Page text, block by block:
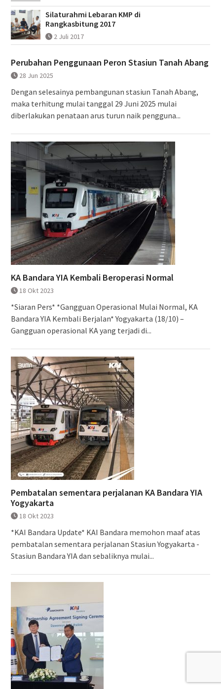
Silaturahmi Lebaran KMP di
Rangkasbitung 2017
2 Juli 2017
Perubahan Penggunaan Peron Stasiun Tanah Abang
28 Jun 2025
Dengan selesainya pembangunan stasiun Tanah Abang,
maka terhitung mulai tanggal 29 Juni 2025 mulai
diberlakukan penataan arus turun naik pengguna...
KA Bandara YIA Kembali Beroperasi Normal
18 Okt 2023
*Siaran Pers* *Gangguan Operasional Mulai Normal, KA
Bandara YIA Kembali Berjalan* Yogyakarta (18/10) –
Gangguan operasional KA yang terjadi di...
Pembatalan sementara perjalanan KA Bandara YIA
Yogyakarta
18 Okt 2023
*KAI Bandara Update* KAI Bandara memohon maaf atas
pembatalan sementara perjalanan Stasiun Yogyakarta -
Stasiun Bandara YIA dan sebaliknya mulai...